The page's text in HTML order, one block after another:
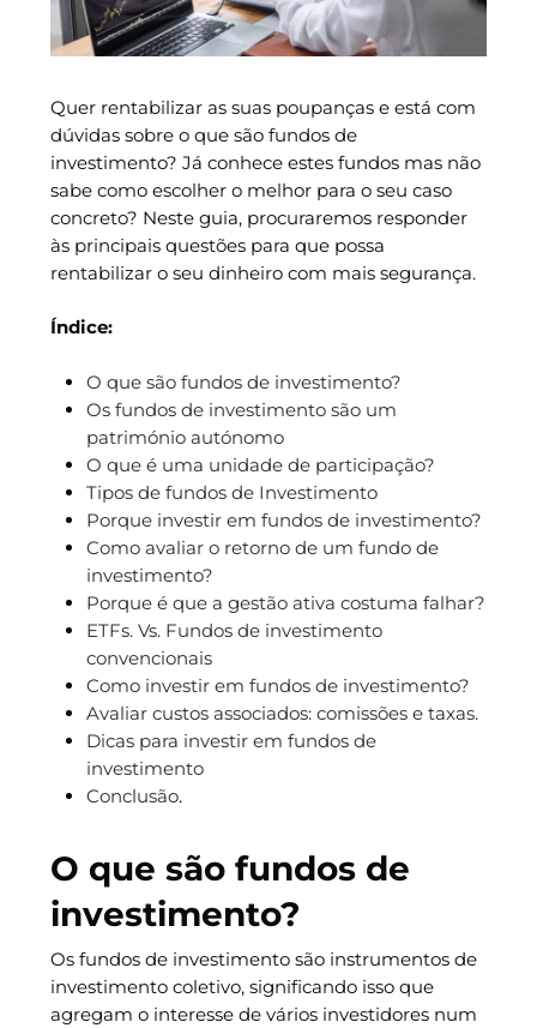
Quer rentabilizar as suas poupanças e está com
dúvidas sobre o que são fundos de
investimento? Já conhece estes fundos mas não
sabe como escolher o melhor para o seu caso
concreto? Neste guia, procuraremos responder
às principais questões para que possa
rentabilizar o seu dinheiro com mais segurança.
Índice:
O que são fundos de investimento?
Os fundos de investimento são um
património autónomo
O que é uma unidade de participação?
Tipos de fundos de Investimento
Porque investir em fundos de investimento?
Como avaliar o retorno de um fundo de
investimento?
Porque é que a gestão ativa costuma falhar?
ETFs. Vs. Fundos de investimento
convencionais
Como investir em fundos de investimento?
Avaliar custos associados: comissões e taxas.
Dicas para investir em fundos de
investimento
Conclusão.
O que são fundos de
investimento?
Os fundos de investimento são instrumentos de
investimento coletivo, significando isso que
agregam o interesse de vários investidores num